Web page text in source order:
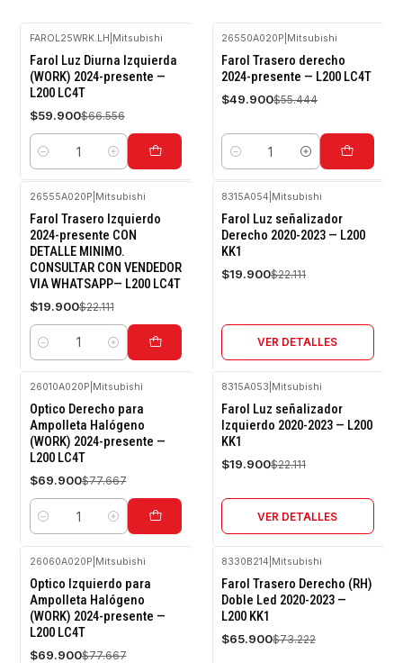
-10%
OFF
FAROL25WRK.LH Mitsubishi
Farol Luz Diurna Izquierda
(WORK) 2024-presente —
L200 LC4T
$59.900$66.556
Cantidad
-10%
OFF
26550A020P Mitsubishi
Farol Trasero derecho
2024-presente — L200 LC4T
$49.900$55.444
Cantidad
-10%
OFF
26555A020P Mitsubishi
Farol Trasero Izquierdo
2024-presente CON
DETALLE MINIMO.
CONSULTAR CON VENDEDOR
VIA WHATSAPP— L200 LC4T
$19.900$22.111
Cantidad
-10%
OFF
Agotado
8315A054 Mitsubishi
Farol Luz señalizador
Derecho 2020-2023 — L200
KK1
$19.900$22.111
VER DETALLES
-10%
OFF
26010A020P Mitsubishi
Optico Derecho para
Ampolleta Halógeno
(WORK) 2024-presente —
L200 LC4T
$69.900$77.667
Cantidad
-10%
OFF
Agotado
8315A053 Mitsubishi
Farol Luz señalizador
Izquierdo 2020-2023 — L200
KK1
$19.900$22.111
VER DETALLES
-10%
OFF
26060A020P Mitsubishi
Optico Izquierdo para
Ampolleta Halógeno
(WORK) 2024-presente —
L200 LC4T
$69.900$77.667
-10%
OFF
Agotado
8330B214 Mitsubishi
Farol Trasero Derecho (RH)
Doble Led 2020-2023 —
L200 KK1
$65.900$73.222